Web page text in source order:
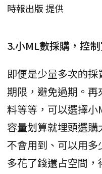
時報出版 提供
3.小ML數採購，控制
即便是少量多次的
期限，避免過期。
料等等，可以選擇
容量划算就埋頭選
不會用到、可以用多
多花了錢還占空間，